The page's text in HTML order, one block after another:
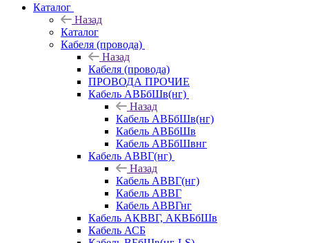
Каталог
Назад
Каталог
Кабеля (провода)
Назад
Кабеля (провода)
ПРОВОДА ПРОЧИЕ
Кабель АВБбШв(нг)
Назад
Кабель АВБбШв(нг)
Кабель АВБбШв
Кабель АВБбШвнг
Кабель АВВГ(нг)
Назад
Кабель АВВГ(нг)
Кабель АВВГ
Кабель АВВГнг
Кабель АКВВГ, АКВБбШв
Кабель АСБ